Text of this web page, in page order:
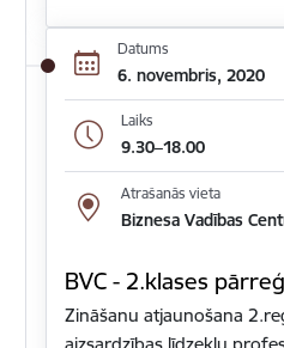
Datums
6. novembris, 2020
Laiks
9.30–18.00
Atrašanās vieta
Biznesa Vadības
BVC - 2.klases
Zināšanu atjaunošana